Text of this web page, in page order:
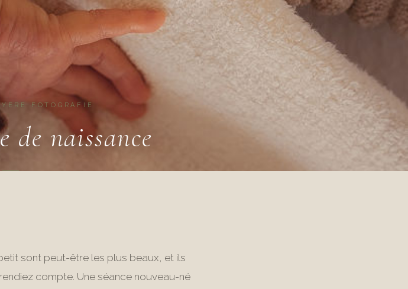
FOTOGRAFIE
de naissance
sont peut-être les plus beaux, et ils
compte. Une séance nouveau-né